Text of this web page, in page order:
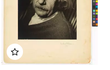
Add to my album